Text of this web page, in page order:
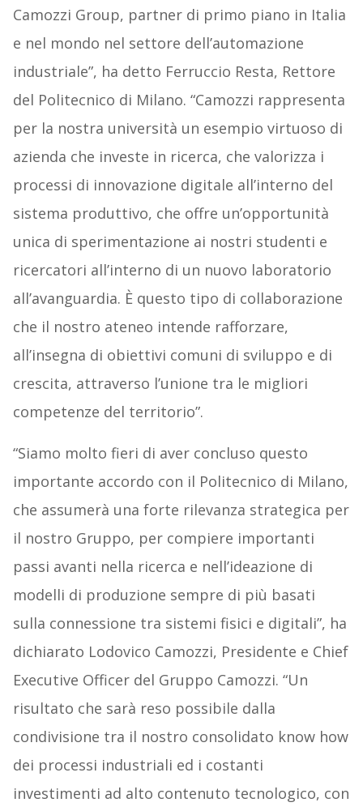
Camozzi Group, partner di primo piano in Italia
e nel mondo nel settore dell’automazione
industriale”, ha detto Ferruccio Resta, Rettore
del Politecnico di Milano. “Camozzi rappresenta
per la nostra università un esempio virtuoso di
azienda che investe in ricerca, che valorizza i
processi di innovazione digitale all’interno del
sistema produttivo, che offre un’opportunità
unica di sperimentazione ai nostri studenti e
ricercatori all’interno di un nuovo laboratorio
all’avanguardia. È questo tipo di collaborazione
che il nostro ateneo intende rafforzare,
all’insegna di obiettivi comuni di sviluppo e di
crescita, attraverso l’unione tra le migliori
competenze del territorio”.
“Siamo molto fieri di aver concluso questo
importante accordo con il Politecnico di Milano,
che assumerà una forte rilevanza strategica per
il nostro Gruppo, per compiere importanti
passi avanti nella ricerca e nell’ideazione di
modelli di produzione sempre di più basati
sulla connessione tra sistemi fisici e digitali”, ha
dichiarato Lodovico Camozzi, Presidente e Chief
Executive Officer del Gruppo Camozzi. “Un
risultato che sarà reso possibile dalla
condivisione tra il nostro consolidato know how
dei processi industriali ed i costanti
investimenti ad alto contenuto tecnologico, con